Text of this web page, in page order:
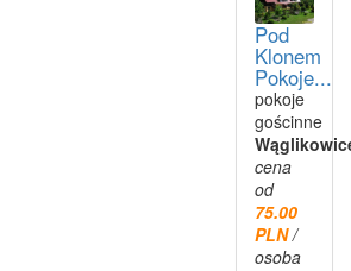
Pod
Klonem
Pokoje...
pokoje
gościnne
cena
od
75.00
PLN/
osoba